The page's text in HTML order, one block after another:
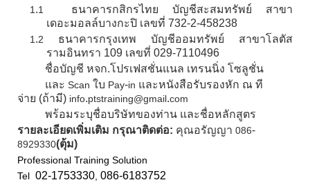
1 .1 ธนาคารกสิกรไทย บัญชีสะสมทรัพย์ สาขา
เดอะมอลล์บางกะปิ เลขที่ 732-2-458238
1 .2 ธนาคารกรุงเทพ บัญชีออมทรัพย์ สาขาโลตัส
รามอินทรา 109 เลขที่ 029-7110496
ชื่อบัญชี หจก.โปรเฟสชั่นแนล เทรนนิ่ง โซลูชั่น
และ Scan ใบ Pay-in และหนังสือรับรองหัก ณ ที
จ่าย (ถ้ามี) info.ptstraining@gmail.com
พร้อมระบุชื่อบริษัทของท่าน และชื่อหลักสูตร
รายละเอียดเพิ่มเติม กรุณาติดต่อ: คุณอรัญญา 086-
8929330(ตุ้ม)
Professional Training Solution
Tel 02-1753330 086-6183752